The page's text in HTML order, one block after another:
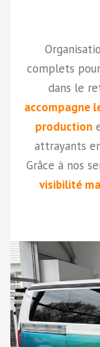
complets pour
dans le
accompagne
production
attrayants
Grâce à nos
visibilité